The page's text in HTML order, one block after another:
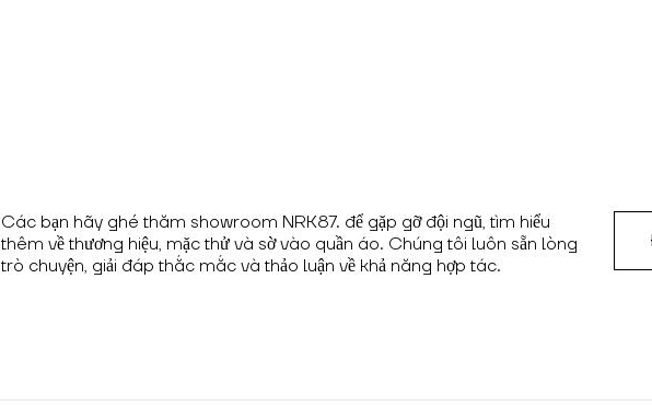
Các bạn hãy ghé thăm showroom NRK87. để gặp gỡ đội ngũ, tìm hiểu
thêm về thương hiệu, mặc thử và sờ vào quần áo. Chúng tôi luôn sẵn lòng
trò chuyện, giải đáp thắc mắc và thảo luận về khả năng hợp tác.